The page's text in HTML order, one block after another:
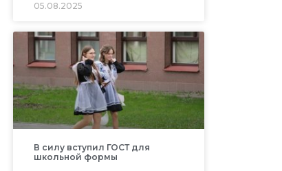
05.08.2025
В силу вступил ГОСТ для
школьной формы